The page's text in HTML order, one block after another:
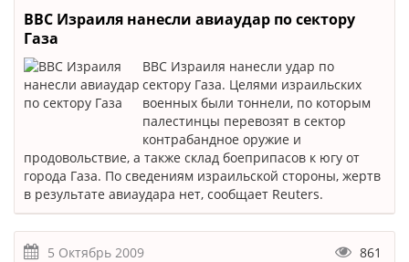
ВВС Израиля нанесли авиаудар по сектору
Газа
ВВС Израиля нанесли удар по
сектору Газа. Целями израильских
военных были тоннели, по которым
палестинцы перевозят в сектор
контрабандное оружие и
продовольствие, а также склад боеприпасов к югу от
города Газа. По сведениям израильской стороны, жертв
в результате авиаудара нет, сообщает Reuters.
5 Октябрь 2009 861